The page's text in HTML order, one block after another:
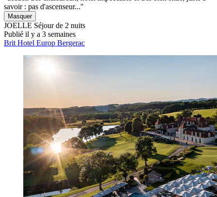
savoir : pas d'ascenseur..."
Masquer
JOELLE Séjour de 2 nuits
Publié il y a 3 semaines
Brit Hotel Europ Bergerac